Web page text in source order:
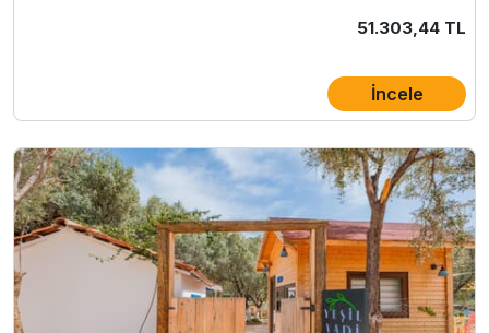
51.303,44 TL
İncele